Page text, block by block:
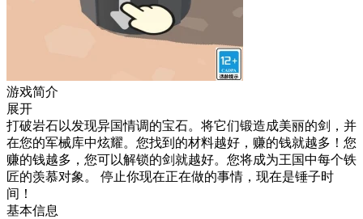
游戏简介
展开
打破岩石以发现异国情调的宝石。将它们锻造成美丽的剑，并
在您的军械库中炫耀。您找到的材料越好，赚的钱就越多！您
赚的钱越多，您可以解锁的剑就越好。您将成为王国中每个铁
匠的羡慕对象。 停止你现在正在做的事情，现在是锤子时
间！
基本信息